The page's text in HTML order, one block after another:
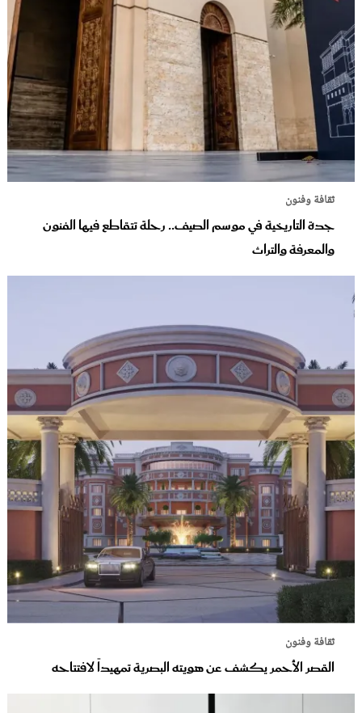
ثقافة وفنون
جدة التاريخية في موسم الصيف.. رحلة تتقاطع فيها الفنون
والمعرفة والتراث
ثقافة وفنون
القصر الأحمر يكشف عن هويته البصرية تمهيداً لافتتاحه